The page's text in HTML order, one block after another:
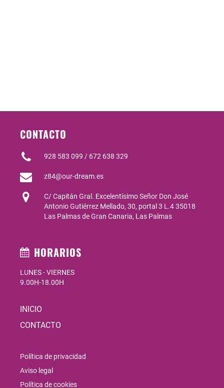
CONTACTO
928 583 099 / 672 638 329
z84@our-dream.es
C/ Capitán Gral. Excelentísimo Señor Don José
Antonio Gutiérrez Mellado, 30, portal 3 L.4 35018
Las Palmas de Gran Canaria, Las Palmas
HORARIOS
LUNES - VIERNES
9.00H-18.00H
INICIO
CONTACTO
Política de privacidad
Aviso legal
Política de cookies